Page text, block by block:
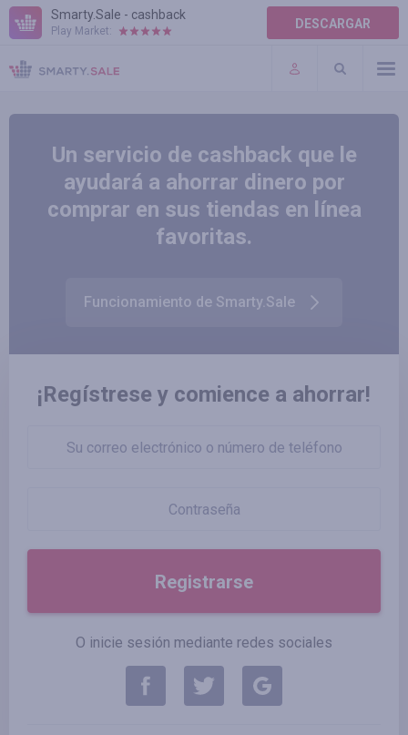
Smarty.Sale - cashback
Play Market: DESCARGAR
TÉRMINOS DE USO
COMPLEMENTOS
Un servicio de cashback que le
ayudará a ahorrar dinero por
comprar en sus tiendas en línea
favoritas.
Funcionamiento de Smarty.Sale
¡Regístrese y comience a ahorrar!
Registrarse
O inicie sesión mediante redes sociales